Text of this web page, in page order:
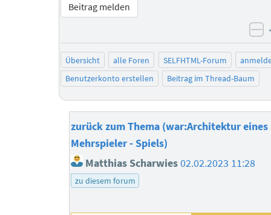
Beitrag melden
Übersicht alle Foren SELFHTML-Forum
Benutzerkonto erstellen
Beitrag im Thread-Baum
zurück zum Thema (war:Architektur eines
Mehrspieler - Spiels)
Matthias Scharwies02.02.2023 11:28
zu diesem forum